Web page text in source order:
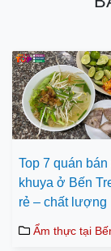
Top 7 quán bán
khuya ở Bến
rẻ – chất lượng
Ẩm thực tại